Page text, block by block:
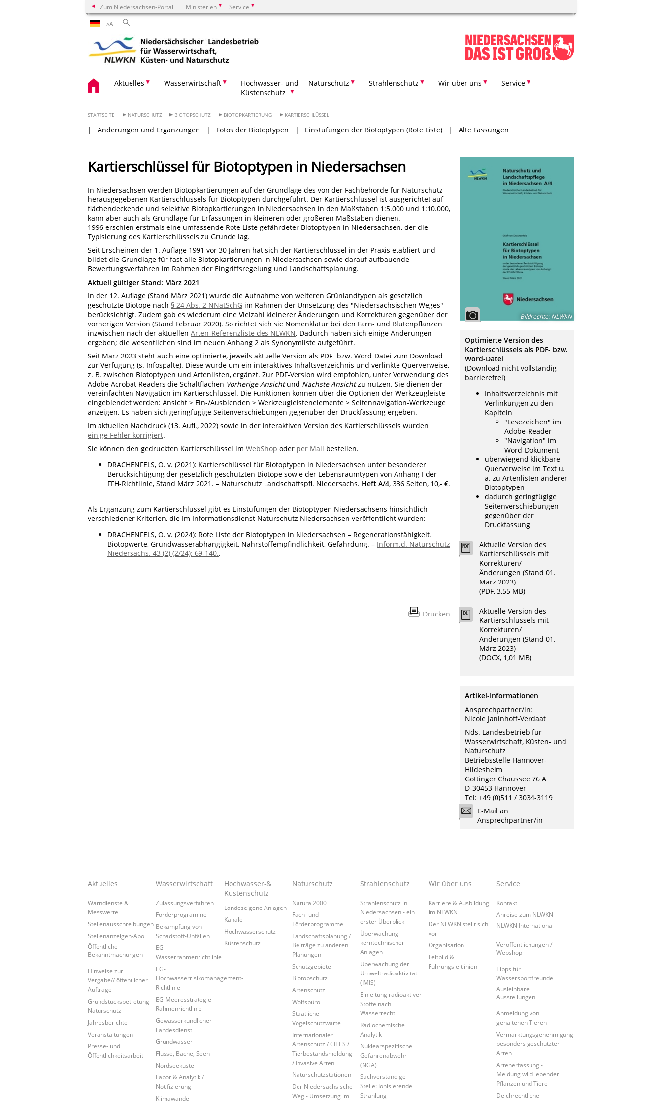
Zum Niedersachsen-Portal Ministerien Service
AA
Aktuelles Wasserwirtschaft
Hochwasser- und
Küstenschutz
Naturschutz Strahlenschutz Wir über uns Service
STARTSEITE NATURSCHUTZ BIOTOPSCHUTZ BIOTOPKARTIERUNG KARTIERSCHLÜSSEL
Änderungen und Ergänzungen Fotos der Biotoptypen Einstufungen der Biotoptypen (Rote Liste) Alte Fassungen
Kartierschlüssel für Biotoptypen in Niedersachsen
In Niedersachsen werden Biotopkartierungen auf der Grundlage des von der Fachbehörde für Naturschutz
herausgegebenen Kartierschlüssels für Biotoptypen durchgeführt. Der Kartierschlüssel ist ausgerichtet auf
flächendeckende und selektive Biotopkartierungen in Niedersachsen in den Maßstäben 1:5.000 und 1:10.000,
kann aber auch als Grundlage für Erfassungen in kleineren oder größeren Maßstäben dienen.
1996 erschien erstmals eine umfassende Rote Liste gefährdeter Biotoptypen in Niedersachsen, der die
Typisierung des Kartierschlüssels zu Grunde lag.
Seit Erscheinen der 1. Auflage 1991 vor 30 Jahren hat sich der Kartierschlüssel in der Praxis etabliert und
bildet die Grundlage für fast alle Biotopkartierungen in Niedersachsen sowie darauf aufbauende
Bewertungsverfahren im Rahmen der Eingriffsregelung und Landschaftsplanung.
Aktuell gültiger Stand: März 2021
In der 12. Auflage (Stand März 2021) wurde die Aufnahme von weiteren Grünlandtypen als gesetzlich
geschützte Biotope nach § 24 Abs. 2 NNatSchG im Rahmen der Umsetzung des "Niedersächsischen Weges"
berücksichtigt. Zudem gab es wiederum eine Vielzahl kleinerer Änderungen und Korrekturen gegenüber der
vorherigen Version (Stand Februar 2020). So richtet sich sie Nomenklatur bei den Farn- und Blütenpflanzen
inzwischen nach der aktuellen Arten-Referenzliste des NLWKN. Dadurch haben sich einige Änderungen
ergeben; die wesentlichen sind im neuen Anhang 2 als Synonymliste aufgeführt.
Seit März 2023 steht auch eine optimierte, jeweils aktuelle Version als PDF- bzw. Word-Datei zum Download
zur Verfügung (s. Infospalte). Diese wurde um ein interaktives Inhaltsverzeichnis und verlinkte Querverweise,
z. B. zwischen Biotoptypen und Artenlisten, ergänzt. Zur PDF-Version wird empfohlen, unter Verwendung des
Adobe Acrobat Readers die Schaltflächen Vorherige Ansichtund Nächste Ansichtzu nutzen. Sie dienen der
vereinfachten Navigation im Kartierschlüssel. Die Funktionen können über die Optionen der Werkzeugleiste
eingeblendet werden: Ansicht > Ein-/Ausblenden > Werkzeugleistenelemente > Seitennavigation-Werkzeuge
anzeigen. Es haben sich geringfügige Seitenverschiebungen gegenüber der Druckfassung ergeben.
Im aktuellen Nachdruck (13. Aufl., 2022) sowie in der interaktiven Version des Kartierschlüssels wurden
einige Fehler korrigiert.
Sie können den gedruckten Kartierschlüssel im WebShop oder per Mail bestellen.
DRACHENFELS, O. v. (2021): Kartierschlüssel für Biotoptypen in Niedersachsen unter besonderer
Berücksichtigung der gesetzlich geschützten Biotope sowie der Lebensraumtypen von Anhang I der
FFH-Richtlinie, Stand März 2021. – Naturschutz Landschaftspfl. Niedersachs. Heft A/4, 336 Seiten, 10,- €.
Als Ergänzung zum Kartierschlüssel gibt es Einstufungen der Biotoptypen Niedersachsens hinsichtlich
verschiedener Kriterien, die Im Informationsdienst Naturschutz Niedersachsen veröffentlicht wurden:
DRACHENFELS, O. v. (2024): Rote Liste der Biotoptypen in Niedersachsen – Regenerationsfähigkeit,
Biotopwerte, Grundwasserabhängigkeit, Nährstoffempfindlichkeit, Gefährdung. – Inform.d. Naturschutz
Niedersachs. 43 (2) (2/24): 69-140..
Drucken
Bildrechte:NLWKN
Optimierte Version des
Kartierschlüssels als PDF- bzw.
Word-Datei
(Download nicht vollständig
barrierefrei)
Inhaltsverzeichnis mit
Verlinkungen zu den
Kapiteln
"Lesezeichen" im
Adobe-Reader
"Navigation" im
Word-Dokument
überwiegend klickbare
Querverweise im Text u.
a. zu Artenlisten anderer
Biotoptypen
dadurch geringfügige
Seitenverschiebungen
gegenüber der
Druckfassung
Aktuelle Version des
Kartierschlüssels mit
Korrekturen/
Änderungen (Stand 01.
März 2023)
(PDF, 3,55 MB)
Aktuelle Version des
Kartierschlüssels mit
Korrekturen/
Änderungen (Stand 01.
März 2023)
(DOCX, 1,01 MB)
Artikel-Informationen
Ansprechpartner/in:
Nicole Janinhoff-Verdaat
Nds. Landesbetrieb für
Wasserwirtschaft, Küsten- und
Naturschutz
Betriebsstelle Hannover-
Hildesheim
Göttinger Chaussee 76 A
D-30453 Hannover
Tel: +49 (0)511 / 3034-3119
E-Mail an
Ansprechpartner/in
Aktuelles
Warndienste &
Messwerte
Stellenausschreibungen
Stellenanzeigen-Abo
Öffentliche
Bekanntmachungen
Hinweise zur
Vergabe// öffentlicher
Aufträge
Grundstücksbetretung
Naturschutz
Jahresberichte
Veranstaltungen
Presse- und
Öffentlichkeitsarbeit
Wasserwirtschaft
Zulassungsverfahren
Förderprogramme
Bekämpfung von
Schadstoff-Unfällen
EG-
Wasserrahmenrichtlinie
EG-
Hochwasserrisikomanagement-
Richtlinie
EG-Meeresstrategie-
Rahmenrichtlinie
Gewässerkundlicher
Landesdienst
Grundwasser
Flüsse, Bäche, Seen
Nordseeküste
Labor & Analytik /
Notifizierung
Klimawandel
Hochwasser-&
Küstenschutz
Landeseigene Anlagen
Kanäle
Hochwasserschutz
Küstenschutz
Naturschutz
Natura 2000
Fach- und
Förderprogramme
Landschaftsplanung /
Beiträge zu anderen
Planungen
Schutzgebiete
Biotopschutz
Artenschutz
Wolfsbüro
Staatliche
Vogelschutzwarte
Internationaler
Artenschutz / CITES /
Tierbestandsmeldung
/ Invasive Arten
Naturschutzstationen
Der Niedersächsische
Weg - Umsetzung im
Strahlenschutz
Strahlenschutz in
Niedersachsen - ein
erster Überblick
Überwachung
kerntechnischer
Anlagen
Überwachung der
Umweltradioaktivität
(IMIS)
Einleitung radioaktiver
Stoffe nach
Wasserrecht
Radiochemische
Analytik
Nuklearspezifische
Gefahrenabwehr
(NGA)
Sachverständige
Stelle: Ionisierende
Strahlung
Wir über uns
Karriere & Ausbildung
im NLWKN
Der NLWKN stellt sich
vor
Organisation
Leitbild &
Führungsleitlinien
Service
Kontakt
Anreise zum NLWKN
NLWKN International
Veröffentlichungen /
Webshop
Tipps für
Wassersportfreunde
Ausleihbare
Ausstellungen
Anmeldung von
gehaltenen Tieren
Vermarktungsgenehmigung
besonders geschützter
Arten
Artenerfassung -
Meldung wild lebender
Pflanzen und Tiere
Deichrechtliche